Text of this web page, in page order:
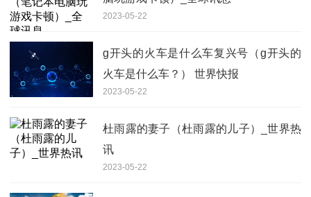
2023-05-22
g开头的火车是什么车复兴号（g开头的
火车是什么车？） 世界快报
2023-05-22
杜雨露的妻子（杜雨露的儿子）_世界热
讯
2023-05-22